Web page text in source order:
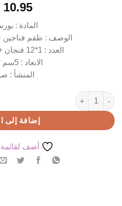
10.95
المادة :
الوصف : طقم
العدد : 1*12 فنجان + 1*12 صحن
الابعاد : 5سم *4سم
المنشأ :
كمية طقم فناجين قهوة
إضافة إلى
أضف لقائمة